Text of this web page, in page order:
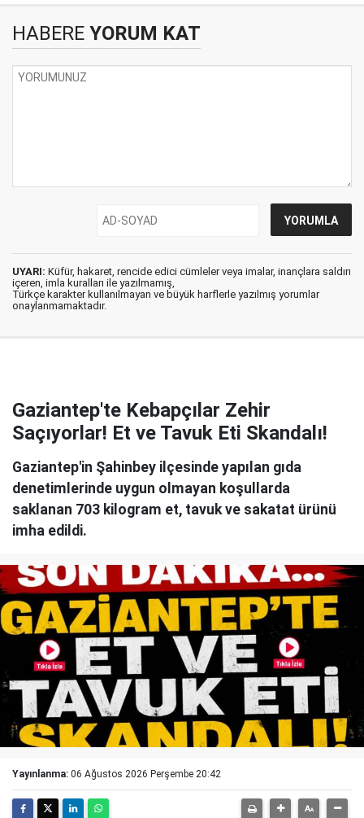
HABERE YORUM KAT
UYARI: Küfür, hakaret, rencide edici cümleler veya imalar, inançlara saldırı
içeren, imla kuralları ile yazılmamış,
Türkçe karakter kullanılmayan ve büyük harflerle yazılmış yorumlar
onaylanmamaktadır.
Gaziantep'te Kebapçılar Zehir
Saçıyorlar! Et ve Tavuk Eti Skandalı!
Gaziantep'in Şahinbey ilçesinde yapılan gıda
denetimlerinde uygun olmayan koşullarda
saklanan 703 kilogram et, tavuk ve sakatat ürünü
imha edildi.
Yayınlanma: 06 Ağustos 2026 Perşembe 20:42